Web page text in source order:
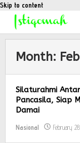
Skip to content
Month:
Silaturahmi
Pancasila, Siap
Damai
Nasional February